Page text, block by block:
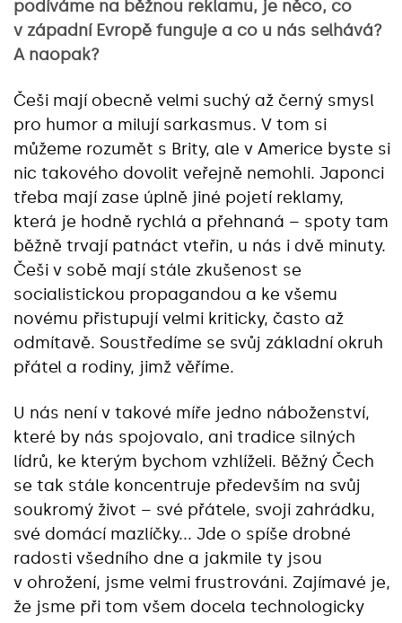
podíváme na běžnou reklamu, je něco, co
v západní Evropě funguje a co u nás selhává?
A naopak?
Češi mají obecně velmi suchý až černý smysl
pro humor a milují sarkasmus. V tom si
můžeme rozumět s Brity, ale v Americe byste si
nic takového dovolit veřejně nemohli. Japonci
třeba mají zase úplně jiné pojetí reklamy,
která je hodně rychlá a přehnaná – spoty tam
běžně trvají patnáct vteřin, u nás i dvě minuty.
Češi v sobě mají stále zkušenost se
socialistickou propagandou a ke všemu
novému přistupují velmi kriticky, často až
odmítavě. Soustředíme se svůj základní okruh
přátel a rodiny, jimž věříme.
U nás není v takové míře jedno náboženství,
které by nás spojovalo, ani tradice silných
lídrů, ke kterým bychom vzhlíželi. Běžný Čech
se tak stále koncentruje především na svůj
soukromý život – své přátele, svoji zahrádku,
své domácí mazlíčky... Jde o spíše drobné
radosti všedního dne a jakmile ty jsou
v ohrožení, jsme velmi frustrováni. Zajímavé je,
že jsme při tom všem docela technologicky